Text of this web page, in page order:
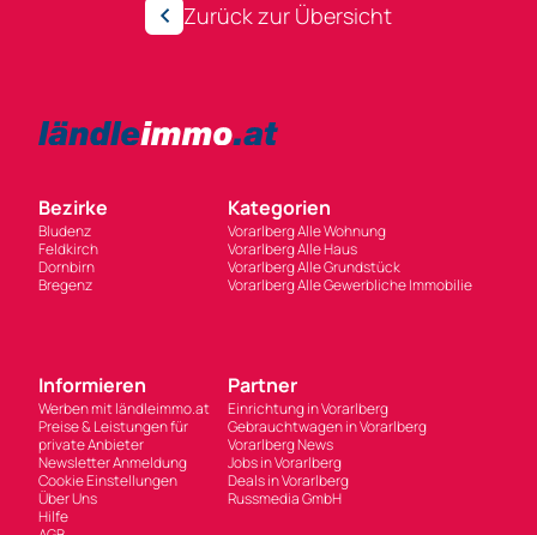
Zurück zur Übersicht
Bezirke
Bludenz
Feldkirch
Dornbirn
Bregenz
Kategorien
Vorarlberg Alle Wohnung
Vorarlberg Alle Haus
Vorarlberg Alle Grundstück
Vorarlberg Alle Gewerbliche Immobilie
Informieren
Werben mit ländleimmo.at
Preise & Leistungen für
private Anbieter
Newsletter Anmeldung
Cookie Einstellungen
Über Uns
Hilfe
Partner
Einrichtung in Vorarlberg
Gebrauchtwagen in Vorarlberg
Vorarlberg News
Jobs in Vorarlberg
Deals in Vorarlberg
Russmedia GmbH